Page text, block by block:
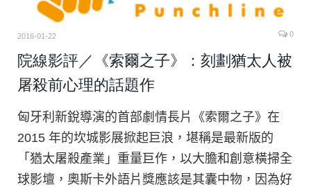
2016-01-22 0
院線影評／《索爾之子》：刻劃猶太人被
屠殺前心理的話題作
匈牙利新銳導演的首部劇情長片《索爾之子》在
2015 年的坎城影展掀起巨浪，堪稱是最新版的
「猶太屠殺產業」重量巨作，以大膽和創意橫掃全
球影壇，奧斯卡外語片獎應該是其囊中物，因為好